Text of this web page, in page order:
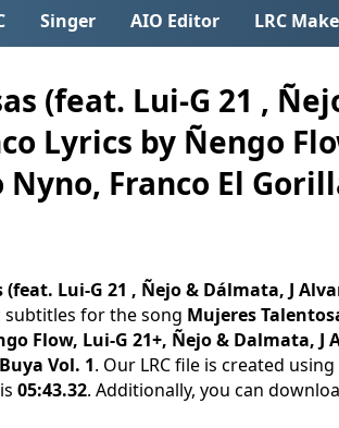
Singer AIO Editor LRC
(feat. Lui-G 21 ,
Lyrics by Ñengo
Franco El
Lui-G 21 , Ñejo & Dálmata, J
subtitles for the song Mujeres
Flow, Lui-G 21+, Ñejo & Dalmata, J
Vol. 1. Our LRC file is created
05:43.32. Additionally, you can